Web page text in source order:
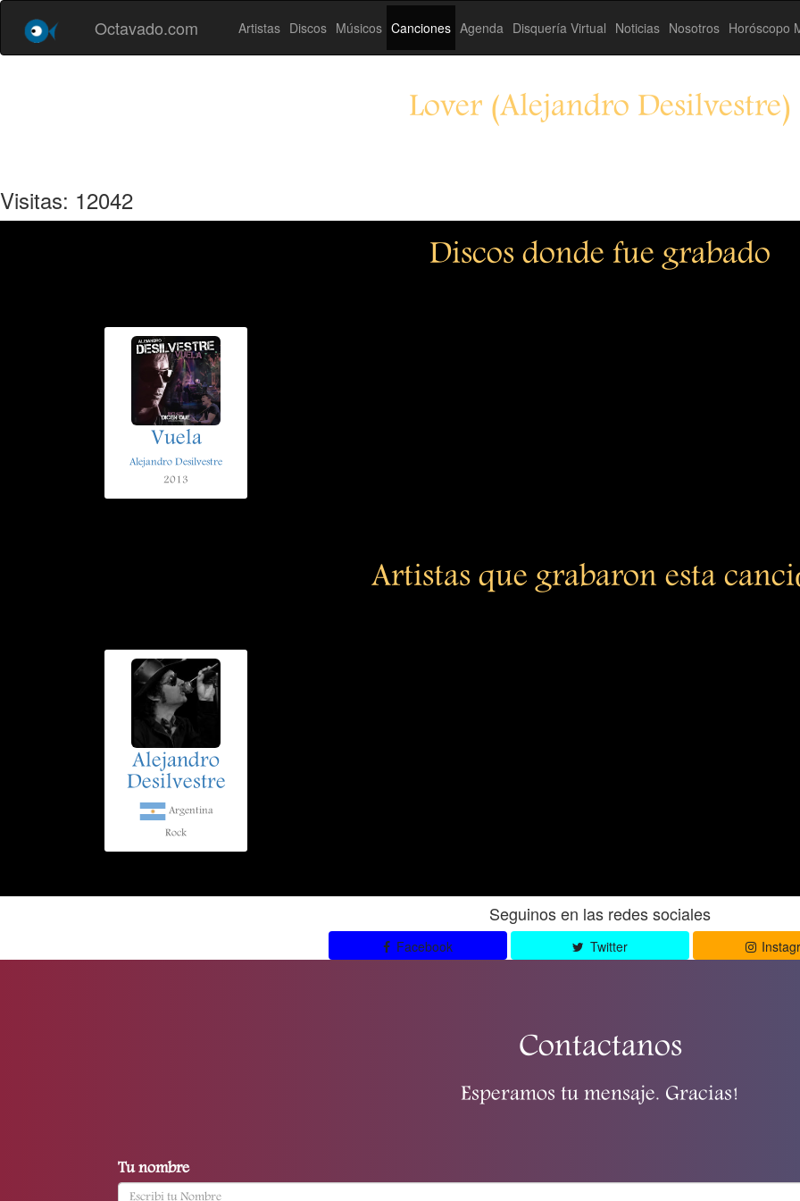
Octavado.com Artistas Discos Músicos Canciones Agenda Disquería Virtual Noticias Nosotros Horóscopo
Lover (Alejandro Desilvestre)
Visitas: 12042
Discos donde fue grabado
Vuela
Alejandro Desilvestre
2013
Artistas que grabaron esta
Alejandro
Desilvestre
Argentina
Rock
Seguinos en las redes sociales
Facebook Twitter
Contactanos
Esperamos tu mensaje. Gracias!
Tu nombre